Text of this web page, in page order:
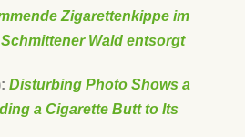
Zigarettenkippe im
Wald entsorgt
Disturbing Photo Shows a
a Cigarette Butt to Its